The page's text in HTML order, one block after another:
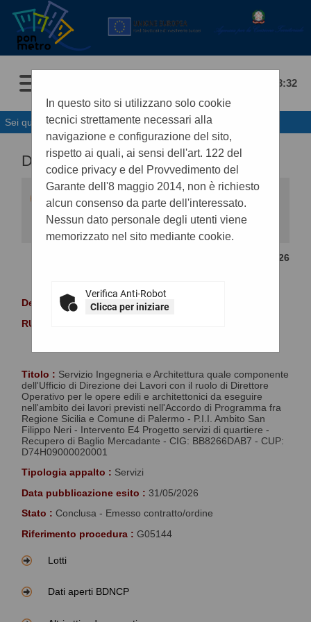
08/08/2026 23:32
Sei qui: Home» Elenco operatori economici»Esiti affidamenti
In questo sito si utilizzano solo cookie
tecnici strettamente necessari alla
navigazione e configurazione del sito,
rispetto ai quali, ai sensi dell'art. 122 del
codice privacy e del Provvedimento del
Garante dell'8 maggio 2014, non è richiesto
alcun consenso da parte dell'interessato.
Nessun dato personale degli utenti viene
memorizzato nel sito mediante cookie.
Verifica Anti-Robot
Clicca per iniziare
DETTAGLIO ESITO DI GARA
Questa funzionalità permette di visualizzare i
dati di dettaglio dell'esito di gara selezionato,
compresi i documenti. Premendo il pulsante
"Lotti" si accede alle informazioni di dettaglio dei
lotti facenti parte della gara, mentre premendo il
CONTENUTO AGGIORNATO AL 31/05/2026
Denominazione :Comune di Palermo
RUP :
Titolo : Servizio Ingegneria e Architettura quale componente
dell'Ufficio di Direzione dei Lavori con il ruolo di Direttore
Operativo per le opere edili e architettonici da eseguire
nell'ambito dei lavori previsti nell'Accordo di Programma fra
Regione Sicilia e Comune di Palermo - P.I.I. Ambito San
Filippo Neri - Intervento E4 Progetto servizi di quartiere -
Recupero di Baglio Mercadante - CIG: BB8266DAB7 - CUP:
D74H09000020001
Tipologia appalto : Servizi
Data pubblicazione esito : 31/05/2026
Stato : Conclusa - Emesso contratto/ordine
Riferimento procedura : G05144
Lotti
Dati aperti BDNCP